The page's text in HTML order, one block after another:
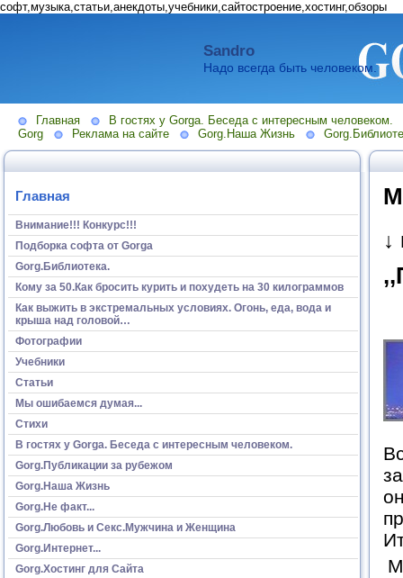
софт,музыка,статьи,анекдоты,учебники,сайтостроение,хостинг,обзоры
Sandro
Надо всегда быть человеком.
Главная
В гостях у Gorga. Беседа с интересным человеком.
Gorg
Реклама на сайте Gorg.Наша Жизнь
Главная
Внимание!!! Конкурс!!!
Подборка софта от Gorga
Gorg.Библиотека.
Кому за 50.Как бросить курить и похудеть на 30 килограммов
Как выжить в экстремальных условиях. Огонь, еда, вода и
крыша над головой…
Фотографии
Учебники
Статьи
Мы ошибаемся думая...
Стихи
В гостях у Gorga. Беседа с интересным человеком.
Gorg.Публикации за рубежом
Gorg.Наша Жизнь
Gorg.Не факт...
Gorg.Любовь и Секс.Мужчина и Женщина
Gorg.Интернет...
Gorg.Хостинг для Сайта